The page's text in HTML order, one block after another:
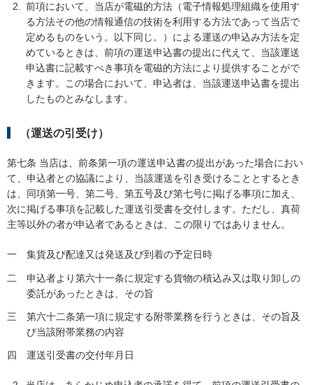
前項において、当店が電磁的方法（電子情報処理組織を使用す
る方法その他の情報通信の技術を利用する方法であって当店で
定めるものをいう。以下同じ。）による運送の申込み方法を定
めているときは、前項の運送申込書の提出に代えて、当該運送
申込書に記載すべき事項を電磁的方法により提供することがで
きます。この場合において、申込者は、当該運送申込書を提出
したものとみなします。
（運送の引受け）
第七条 当店は、前条第一項の運送申込書の提出があった場合におい
て、申込者との協議により、当該運送を引き受けることとするとき
は、同項第一号、第二号、第五号及び第七号に掲げる事項に加え、
次に掲げる事項を記載した運送引受書を交付します。ただし、真荷
主等以外の者が申込者であるときは、この限りではありません。
一 集貨及び配達又は発送及び到着の予定日時
二
申込者より第六十一条に規定する貨物の積込み又は取り卸しの
委託があったときは、その旨
三
第六十二条第一項に規定する附帯業務を行うときは、その旨及
び当該附帯業務の内容
四 運送引受書の交付年月日